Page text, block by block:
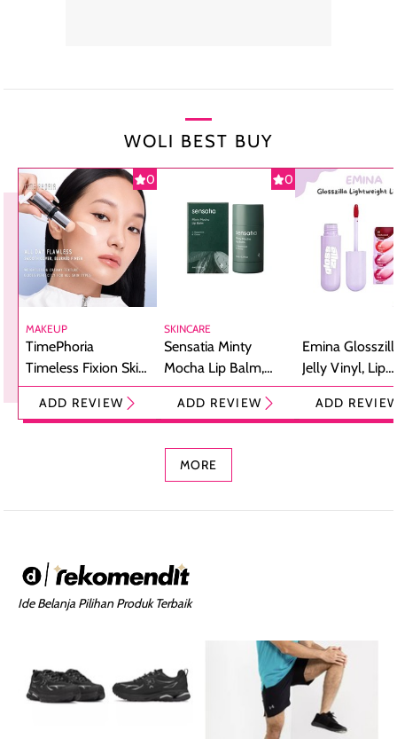
WOLI BEST BUY
0
MAKEUP
TimePhoria
Timeless Fixion Skin
Tint Stick,
Foundation dan
ADD REVIEW
0
SKINCARE
Sensatia Minty
Mocha Lip Balm,
Pelembap Bibir
dengan Aroma
ADD REVIEW
Emina
Jelly Vinyl, Lip
Cream Glossy
Ringan
ADD
MORE
Ide Belanja Pilihan Produk Terbaik